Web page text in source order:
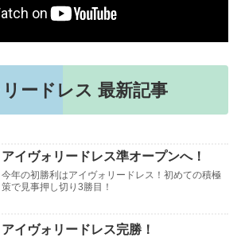
ードレス 最新記事
アイヴォリードレス準オープンへ！
今年の初勝利はアイヴォリードレス！初めての積極
策で見事押し切り3勝目！
アイヴォリードレス完勝！